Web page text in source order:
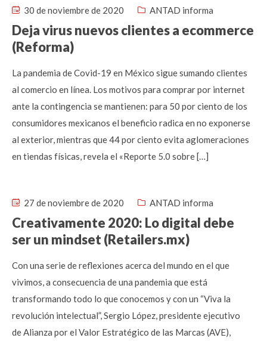
30 de noviembre de 2020 ANTAD informa
Deja virus nuevos clientes a ecommerce
(Reforma)
La pandemia de Covid-19 en México sigue sumando clientes
al comercio en línea. Los motivos para comprar por internet
ante la contingencia se mantienen: para 50 por ciento de los
consumidores mexicanos el beneficio radica en no exponerse
al exterior, mientras que 44 por ciento evita aglomeraciones
en tiendas físicas, revela el «Reporte 5.0 sobre […]
27 de noviembre de 2020 ANTAD informa
Creativamente 2020: Lo digital debe
ser un mindset (Retailers.mx)
Con una serie de reflexiones acerca del mundo en el que
vivimos, a consecuencia de una pandemia que está
transformando todo lo que conocemos y con un “Viva la
revolución intelectual”, Sergio López, presidente ejecutivo
de Alianza por el Valor Estratégico de las Marcas (AVE),